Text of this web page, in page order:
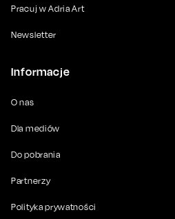
Pracuj w Adria Art
Newsletter
Informacje
O nas
Dla mediów
Do pobrania
Partnerzy
Polityka prywatności